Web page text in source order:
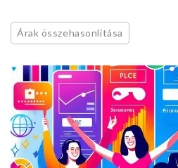
Árak összehasonlítása